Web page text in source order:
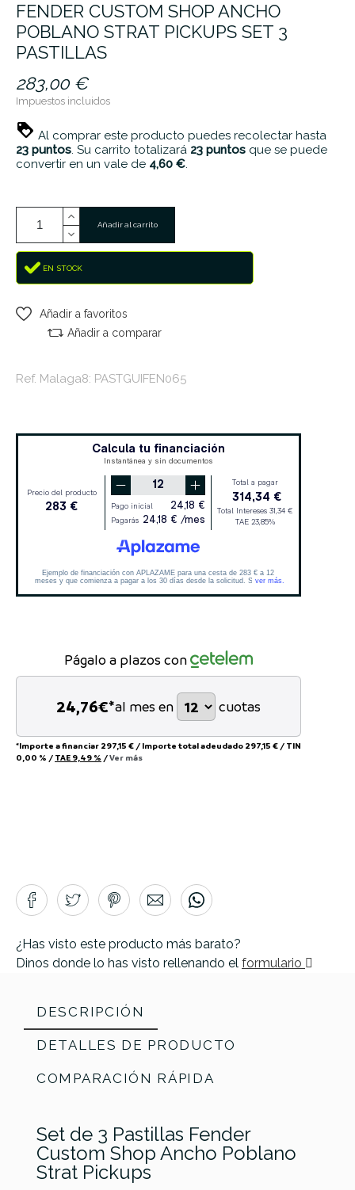
FENDER CUSTOM SHOP ANCHO
POBLANO STRAT PICKUPS SET 3
PASTILLAS
283,00 €
Impuestos incluidos
Al comprar este producto puedes recolectar hasta
23 puntos. Su carrito totalizará 23 puntos que se puede
convertir en un vale de 4,60 €.
Añadir al carrito
EN STOCK
Añadir a favoritos
Añadir a comparar
Ref. Malaga8: PASTGUIFEN065
Págalo a plazos con
24,76€*al mes en cuotas
*Importe a financiar 297,15 € / Importe total adeudado 297,15 € / TIN
0,00 % / TAE 9,49 % /Ver más
¿Has visto este producto más barato?
Dinos donde lo has visto rellenando el formulario
DESCRIPCIÓN
DETALLES DE PRODUCTO
COMPARACIÓN RÁPIDA
Set de 3 Pastillas Fender
Custom Shop Ancho Poblano
Strat Pickups